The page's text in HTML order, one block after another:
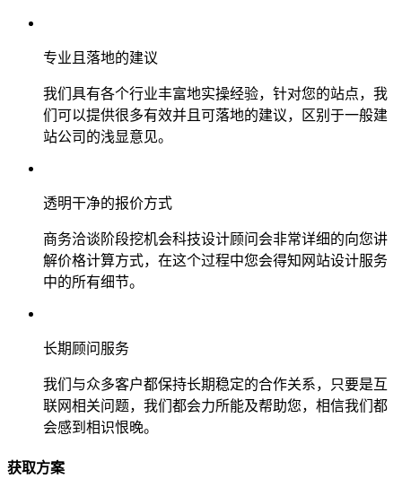
专业且落地的建议
我们具有各个行业丰富地实操经验，针对您的站点，我
们可以提供很多有效并且可落地的建议，区别于一般建
站公司的浅显意见。
透明干净的报价方式
商务洽谈阶段挖机会科技设计顾问会非常详细的向您讲
解价格计算方式，在这个过程中您会得知网站设计服务
中的所有细节。
长期顾问服务
我们与众多客户都保持长期稳定的合作关系，只要是互
联网相关问题，我们都会力所能及帮助您，相信我们都
会感到相识恨晚。
获取方案